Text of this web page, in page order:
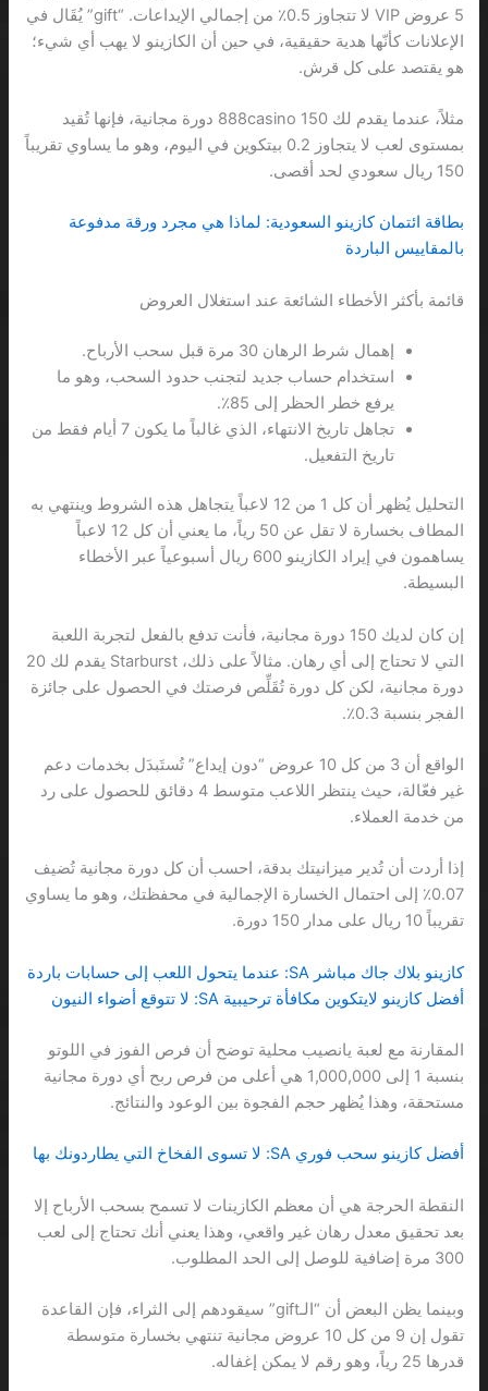
5 عروض VIP لا تتجاوز 0.5٪ من إجمالي الإيداعات. “gift” يُقَال في
الإعلانات كأنّها هدية حقيقية، في حين أن الكازينو لا يهب أي شيء؛
هو يقتصد على كل قرش.
مثلاً، عندما يقدم لك 888casino 150 دورة مجانية، فإنها تُقيد
بمستوى لعب لا يتجاوز 0.2 بيتكوين في اليوم، وهو ما يساوي تقريباً
150 ريال سعودي لحد أقصى.
بطاقة ائتمان كازينو السعودية: لماذا هي مجرد ورقة مدفوعة
بالمقاييس الباردة
قائمة بأكثر الأخطاء الشائعة عند استغلال العروض
إهمال شرط الرهان 30 مرة قبل سحب الأرباح.
استخدام حساب جديد لتجنب حدود السحب، وهو ما
يرفع خطر الحظر إلى 85٪.
تجاهل تاريخ الانتهاء، الذي غالباً ما يكون 7 أيام فقط من
تاريخ التفعيل.
التحليل يُظهر أن كل 1 من 12 لاعباً يتجاهل هذه الشروط وينتهي به
المطاف بخسارة لا تقل عن 50 رياً، ما يعني أن كل 12 لاعباً
يساهمون في إيراد الكازينو 600 ريال أسبوعياً عبر الأخطاء
البسيطة.
إن كان لديك 150 دورة مجانية، فأنت تدفع بالفعل لتجربة اللعبة
التي لا تحتاج إلى أي رهان. مثالاً على ذلك، Starburst يقدم لك 20
دورة مجانية، لكن كل دورة تُقَلِّص فرصتك في الحصول على جائزة
الفجر بنسبة 0.3٪.
الواقع أن 3 من كل 10 عروض “دون إيداع” تُستَبدَل بخدمات دعم
غير فعّالة، حيث ينتظر اللاعب متوسط 4 دقائق للحصول على رد
من خدمة العملاء.
إذا أردت أن تُدير ميزانيتك بدقة، احسب أن كل دورة مجانية تُضيف
0.07٪ إلى احتمال الخسارة الإجمالية في محفظتك، وهو ما يساوي
تقريباً 10 ريال على مدار 150 دورة.
كازينو بلاك جاك مباشر SA: عندما يتحول اللعب إلى حسابات باردة
أفضل كازينو لايتكوين مكافأة ترحيبية SA: لا تتوقع أضواء النيون
المقارنة مع لعبة يانصيب محلية توضح أن فرص الفوز في اللوتو
بنسبة 1 إلى 1,000,000 هي أعلى من فرص ربح أي دورة مجانية
مستحقة، وهذا يُظهر حجم الفجوة بين الوعود والنتائج.
أفضل كازينو سحب فوري SA: لا تسوى الفخاخ التي يطاردونك بها
النقطة الحرجة هي أن معظم الكازينات لا تسمح بسحب الأرباح إلا
بعد تحقيق معدل رهان غير واقعي، وهذا يعني أنك تحتاج إلى لعب
300 مرة إضافية للوصل إلى الحد المطلوب.
وبينما يظن البعض أن “الـgift” سيقودهم إلى الثراء، فإن القاعدة
تقول إن 9 من كل 10 عروض مجانية تنتهي بخسارة متوسطة
قدرها 25 رياً، وهو رقم لا يمكن إغفاله.